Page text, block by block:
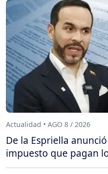
Actualidad • AGO 8 / 2026
De la Espriella
impuesto que pagan